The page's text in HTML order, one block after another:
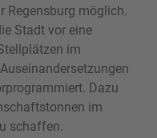
Regensburg möglich.
Stadt vor eine
im
Dazu
im
schaffen.